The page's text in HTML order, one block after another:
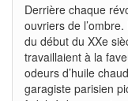
Derrière chaque
ouvriers de
du début du XXe
travaillaient à la
odeurs d’huile
garagiste parisien